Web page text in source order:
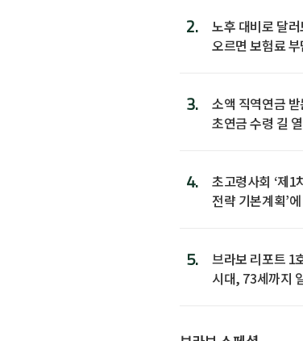
2.
노후 대비로 달
오르면 보험료
3.
소액 직역연금
초연금 수령 길
4.
초고령사회 ‘제1
전략 기본계획’
5.
브라보 리포트 1
시대, 73세까지